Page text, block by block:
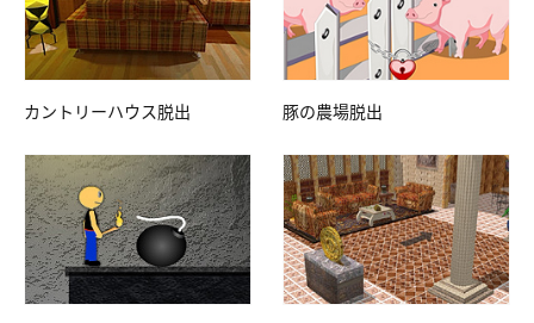
カントリーハウス脱出 豚の農場脱出